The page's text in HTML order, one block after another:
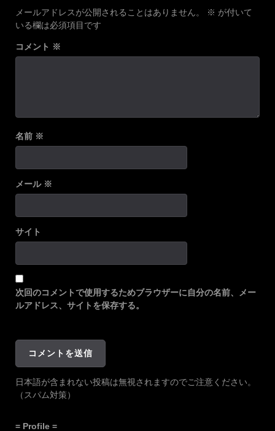
メールアドレスが公開されることはありません。 ※ が付いて
いる欄は必須項目です
コメント ※
名前 ※
メール ※
サイト
次回のコメントで使用するためブラウザーに自分の名前、メー
ルアドレス、サイトを保存する。
日本語が含まれない投稿は無視されますのでご注意ください。
（スパム対策）
= Profile =